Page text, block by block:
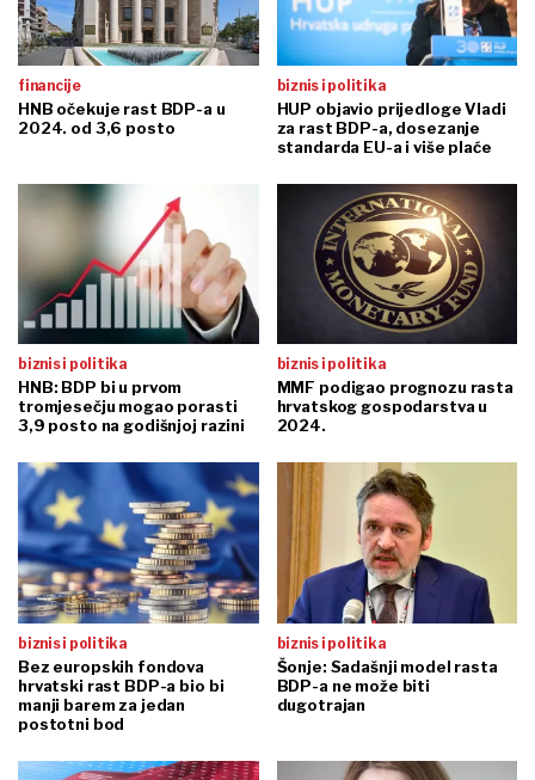
financije
HNB očekuje rast BDP-a u
2024. od 3,6 posto
biznis i politika
HUP objavio prijedloge Vladi
za rast BDP-a, dosezanje
standarda EU-a i više plaće
biznis i politika
HNB: BDP bi u prvom
tromjesečju mogao porasti
3,9 posto na godišnjoj razini
biznis i politika
MMF podigao prognozu rasta
hrvatskog gospodarstva u
2024.
biznis i politika
Bez europskih fondova
hrvatski rast BDP-a bio bi
manji barem za jedan
postotni bod
biznis i politika
Šonje: Sadašnji model rasta
BDP-a ne može biti
dugotrajan